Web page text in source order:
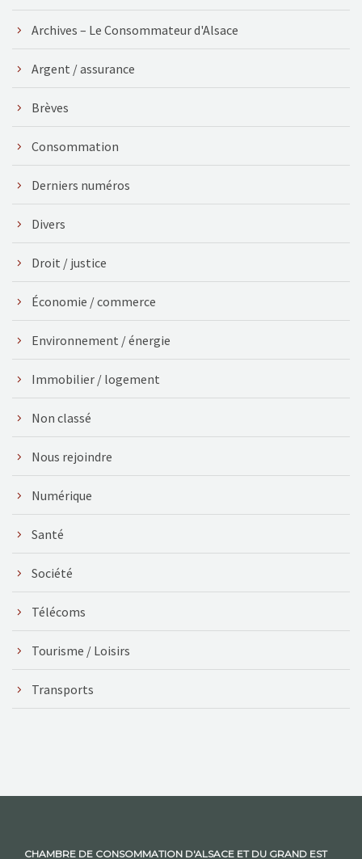
Archives – Le Consommateur d'Alsace
Argent / assurance
Brèves
Consommation
Derniers numéros
Divers
Droit / justice
Économie / commerce
Environnement / énergie
Immobilier / logement
Non classé
Nous rejoindre
Numérique
Santé
Société
Télécoms
Tourisme / Loisirs
Transports
CHAMBRE DE CONSOMMATION D'ALSACE ET DU GRAND EST